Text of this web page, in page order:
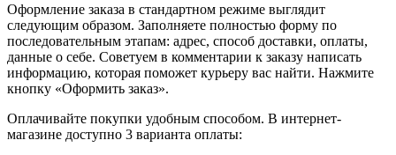
Оформление заказа в стандартном режиме выглядит
следующим образом. Заполняете полностью форму по
последовательным этапам: адрес, способ доставки, оплаты,
данные о себе. Советуем в комментарии к заказу написать
информацию, которая поможет курьеру вас найти. Нажмите
кнопку «Оформить заказ».
Оплачивайте покупки удобным способом. В интернет-
магазине доступно 3 варианта оплаты: